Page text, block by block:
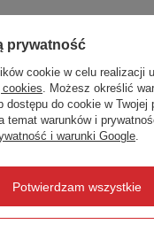
prywatność
cookie w celu realizacji
. Możesz określić
dostępu do cookie w Twojej
temat warunków i
i warunki Google.
Potwierdzam wszystkie